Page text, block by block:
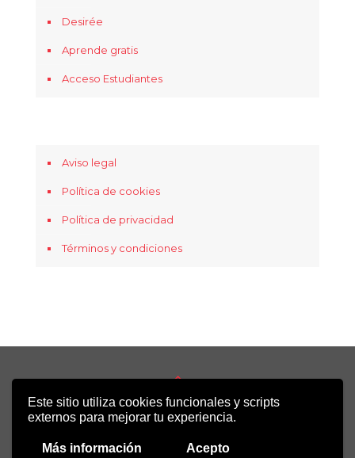
Este sitio utiliza cookies funcionales y scripts
externos para mejorar tu experiencia.
Más información Acepto
Desirée
Aprende gratis
Acceso Estudiantes
Aviso legal
Política de cookies
Política de privacidad
Términos y condiciones
Copyright 2022 - Desirée Bela-Lobedde